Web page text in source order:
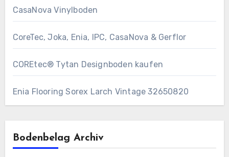
CasaNova Vinylboden
CoreTec, Joka, Enia, IPC, CasaNova & Gerflor
COREtec® Tytan Designboden kaufen
Enia Flooring Sorex ​Larch Vintage 32650820
Bodenbelag Archiv